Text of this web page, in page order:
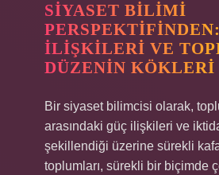
SIYASET BILIMI
İLIŞKILERI VE
DÜZENIN KÖKLERI
Bir siyaset bilimcisi olarak,
arasındaki güç ilişkileri ve
şekillendiği üzerine sürekli
toplumları, sürekli bir biçimde